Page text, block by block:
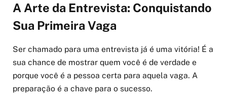
A Arte da Entrevista: Conquistando
Sua Primeira Vaga
Ser chamado para uma entrevista já é uma vitória! É a
sua chance de mostrar quem você é de verdade e
porque você é a pessoa certa para aquela vaga. A
preparação é a chave para o sucesso.